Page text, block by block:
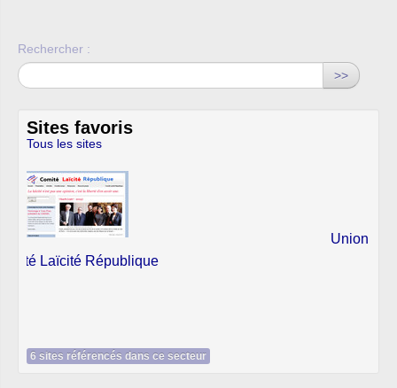
Rechercher :
>>
Sites favoris
Tous les sites
Union des Familles Laïques
6 sites référencés dans ce secteur